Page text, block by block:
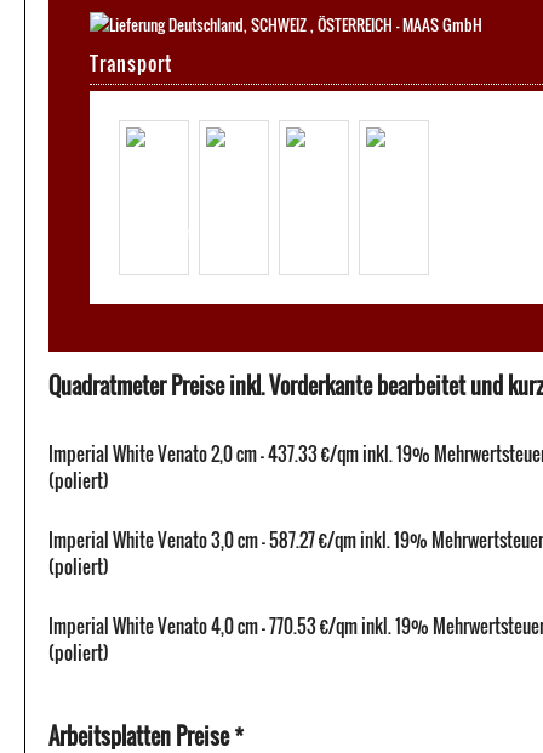
Transport
Quadratmeter Preise inkl. Vorderkante bearbeitet und
Imperial White Venato 2,0 cm - 437.33 €/qm inkl. 19%
(poliert)
Imperial White Venato 3,0 cm - 587.27 €/qm inkl. 19% Mehrwertsteuer
(poliert)
Imperial White Venato 4,0 cm - 770.53 €/qm inkl. 19%
(poliert)
Arbeitsplatten Preise *